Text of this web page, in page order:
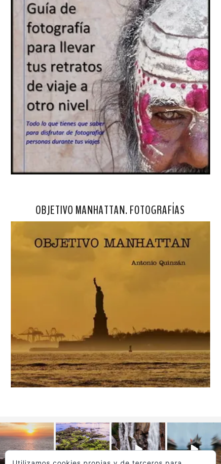
OBJETIVO MANHATTAN. FOTOGRAFÍAS